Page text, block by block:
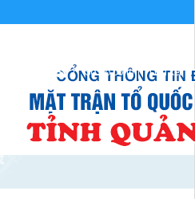
Sơ đồ cổng Liên kết